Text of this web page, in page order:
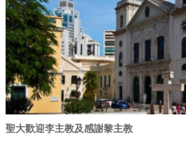
聖大歡迎李主教及感謝黎主教